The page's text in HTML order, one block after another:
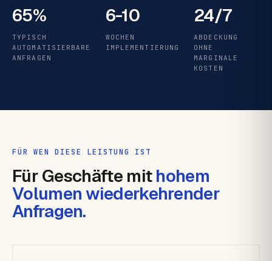
65%
TYPISCH
AUTOMATISIERBARE
ANFRAGEN
6-10
WOCHEN
IMPLEMENTIERUNG
24/7
ABDECKUNG
OHNE
MARGINALE
KOSTEN
FÜR WEN DIESE LEISTUNG IST
Für Geschäfte mithohem
Volumen wiederkehrender
Anfragen.